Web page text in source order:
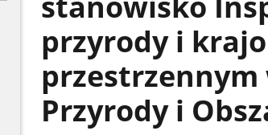
przyrody i
przestrzennym
Przyrody i